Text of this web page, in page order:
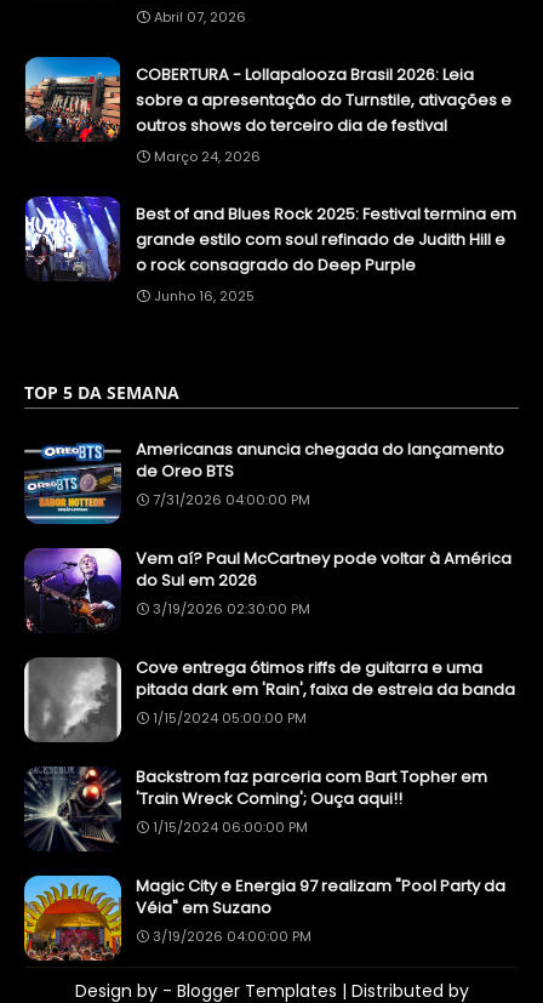
Abril 07, 2026
COBERTURA - Lollapalooza Brasil 2026: Leia
sobre a apresentação do Turnstile, ativações e
outros shows do terceiro dia de festival
Março 24, 2026
Best of and Blues Rock 2025: Festival termina em
grande estilo com soul refinado de Judith Hill e
o rock consagrado do Deep Purple
Junho 16, 2025
TOP 5 DA SEMANA
Americanas anuncia chegada do lançamento
de Oreo BTS
7/31/2026 04:00:00 PM
Vem aí? Paul McCartney pode voltar à América
do Sul em 2026
3/19/2026 02:30:00 PM
Cove entrega ótimos riffs de guitarra e uma
pitada dark em 'Rain', faixa de estreia da banda
1/15/2024 05:00:00 PM
Backstrom faz parceria com Bart Topher em
'Train Wreck Coming'; Ouça aqui!!
1/15/2024 06:00:00 PM
Magic City e Energia 97 realizam "Pool Party da
Véia" em Suzano
3/19/2026 04:00:00 PM
Design by - Blogger Templates | Distributed by